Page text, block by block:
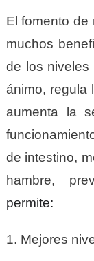
El fomento de
muchos
de los niveles
ánimo, regula
aumenta la
de intestino,
hambre,
permite:
1. Mejores